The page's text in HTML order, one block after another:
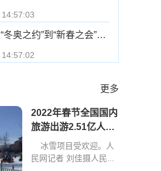
第一观察｜从“冬奥之约”到“新春之会”：中俄元首会晤的三重意涵
更多
2022年春节全国国内
旅游出游2.51亿人次
旅游收入2891.98亿
元
冰雪项目受欢迎。人
民网记者 刘佳摄人民...